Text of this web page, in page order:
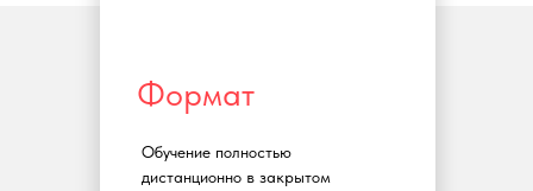
Формат
Обучение полностью
дистанционно в закрытом